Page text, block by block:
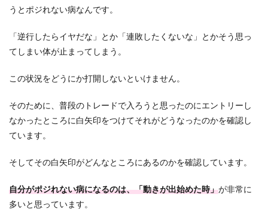
うとポジれない病なんです。
「逆行したらイヤだな」とか「連敗したくないな」とかそう思っ
てしまい体が止まってしまう。
この状況をどうにか打開しないといけません。
そのために、普段のトレードで入ろうと思ったのにエントリーし
なかったところに白矢印をつけてそれがどうなったのかを確認し
ています。
そしてその白矢印がどんなところにあるのかを確認しています。
自分がポジれない病になるのは、「動きが出始めた時」が非常に
多いと思っています。